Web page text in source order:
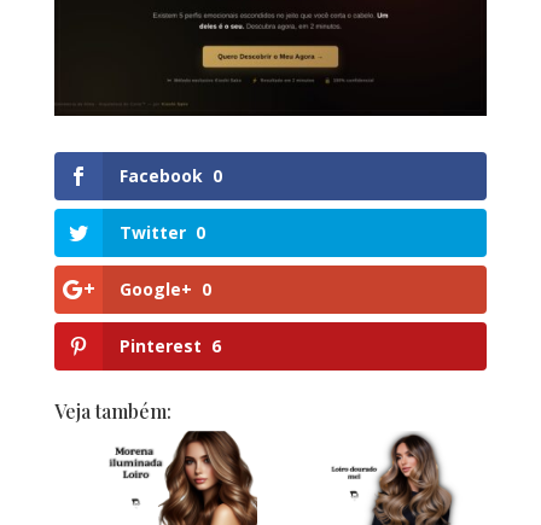
Facebook 0
Twitter 0
Google+ 0
Pinterest 6
Veja também: